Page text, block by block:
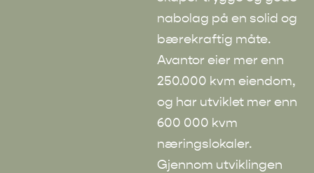
nabolag på en solid og
bærekraftig måte.
Avantor eier mer enn
250.000 kvm eiendom,
og har utviklet mer enn
600 000 kvm
næringslokaler.
Gjennom utviklingen